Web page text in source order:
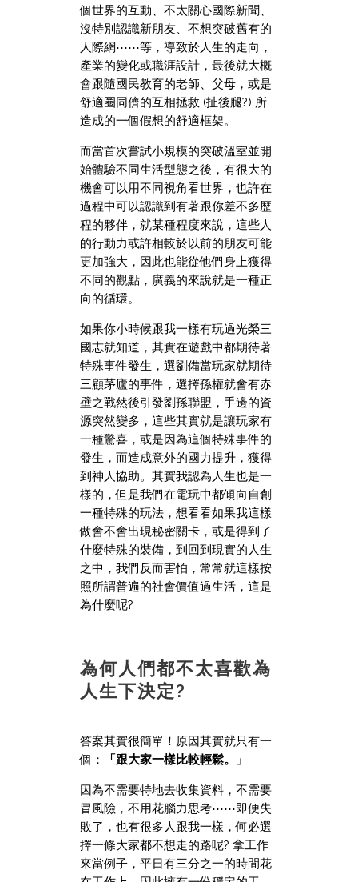
個世界的互動、不太關心國際新聞、
沒特別認識新朋友、不想突破舊有的
人際網⋯⋯等，導致於人生的走向，
產業的變化或職涯設計，最後就大概
會跟隨國民教育的老師、父母，或是
舒適圈同儕的互相拯救 (扯後腿?) 所
造成的一個假想的舒適框架。
而當首次嘗試小規模的突破溫室並開
始體驗不同生活型態之後，有很大的
機會可以用不同視角看世界，也許在
過程中可以認識到有著跟你差不多歷
程的夥伴，就某種程度來說，這些人
的行動力或許相較於以前的朋友可能
更加強大，因此也能從他們身上獲得
不同的觀點，廣義的來說就是一種正
向的循環。
如果你小時候跟我一樣有玩過光榮三
國志就知道，其實在遊戲中都期待著
特殊事件發生，選劉備當玩家就期待
三顧茅廬的事件，選擇孫權就會有赤
壁之戰然後引發劉孫聯盟，手邊的資
源突然變多，這些其實就是讓玩家有
一種驚喜，或是因為這個特殊事件的
發生，而造成意外的國力提升，獲得
到神人協助。其實我認為人生也是一
樣的，但是我們在電玩中都傾向自創
一種特殊的玩法，想看看如果我這樣
做會不會出現秘密關卡，或是得到了
什麼特殊的裝備，到回到現實的人生
之中，我們反而害怕，常常就這樣按
照所謂普遍的社會價值過生活，這是
為什麼呢?
為何人們都不太喜歡為
人生下決定?
答案其實很簡單！原因其實就只有一
個：
「跟大家一樣比較輕鬆。」
因為不需要特地去收集資料，不需要
冒風險，不用花腦力思考⋯⋯即便失
敗了，也有很多人跟我一樣，何必選
擇一條大家都不想走的路呢? 拿工作
來當例子，平日有三分之一的時間花